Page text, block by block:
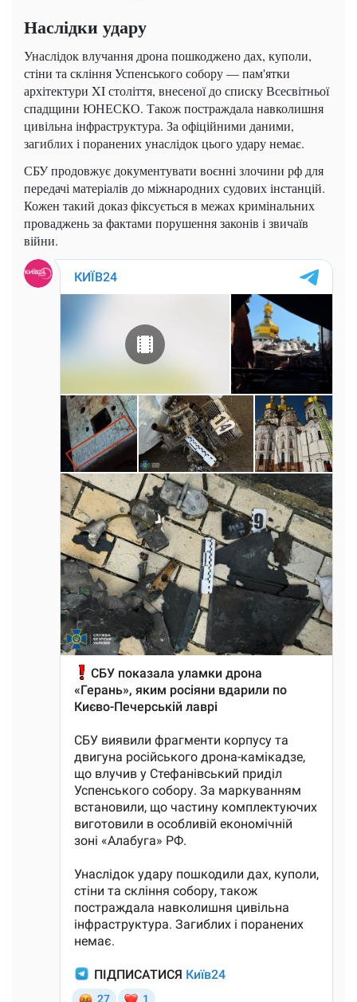
Наслідки удару
Унаслідок влучання дрона пошкоджено дах, куполи,
стіни та скління Успенського собору — пам'ятки
архітектури XI століття, внесеної до списку Всесвітньої
спадщини ЮНЕСКО. Також постраждала навколишня
цивільна інфраструктура. За офіційними даними,
загиблих і поранених унаслідок цього удару немає.
СБУ продовжує документувати воєнні злочини рф для
передачі матеріалів до міжнародних судових інстанцій.
Кожен такий доказ фіксується в межах кримінальних
проваджень за фактами порушення законів і звичаїв
війни.